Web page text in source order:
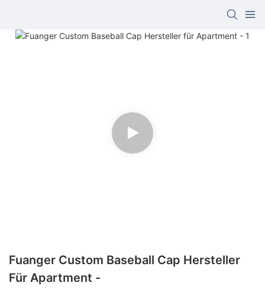
Fuanger Custom Baseball Cap Hersteller
Für Apartment -